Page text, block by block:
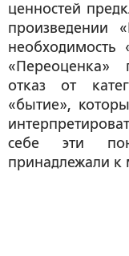
ценностей
произведении
необходимость
«Переоценка»
отказ от
«бытие»,
себе эти
принадлежали